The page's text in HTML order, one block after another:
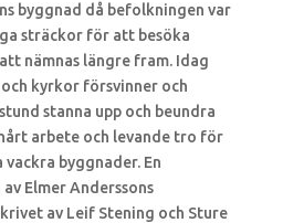
byggnad då befolkningen var
sträckor för att besöka
nämnas längre fram. Idag
kyrkor försvinner och
stanna upp och beundra
arbete och levande tro för
byggnader. En
Elmer Anderssons
av Leif Stening och Sture